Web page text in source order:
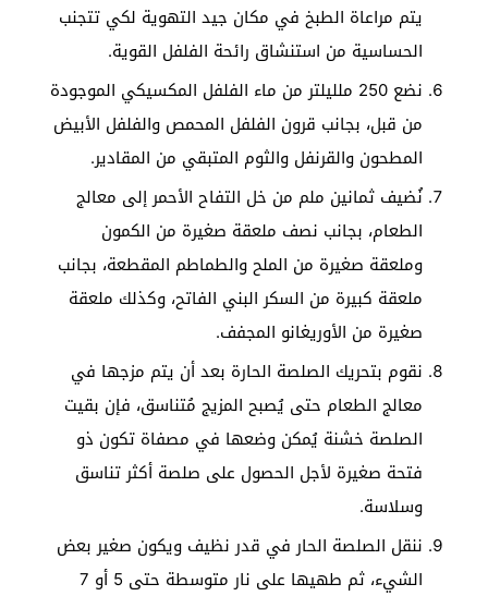
يتم مراعاة الطبخ في مكان جيد التهوية لكي تتجنب
الحساسية من استنشاق رائحة الفلفل القوية.
نضع 250 ملليلتر من ماء الفلفل المكسيكي الموجودة
من قبل، بجانب قرون الفلفل المحمص والفلفل الأبيض
المطحون والقرنفل والثوم المتبقي من المقادير.
نُضيف ثمانين ملم من خل التفاح الأحمر إلى معالج
الطعام، بجانب نصف ملعقة صغيرة من الكمون
وملعقة صغيرة من الملح والطماطم المقطعة، بجانب
ملعقة كبيرة من السكر البني الفاتح، وكذلك ملعقة
صغيرة من الأوريغانو المجفف.
نقوم بتحريك الصلصة الحارة بعد أن يتم مزجها في
معالج الطعام حتى يُصبح المزيج مُتناسق، فإن بقيت
الصلصة خشنة يُمكن وضعها في مصفاة تكون ذو
فتحة صغيرة لأجل الحصول على صلصة أكثر تناسق
وسلاسة.
ننقل الصلصة الحار في قدر نظيف ويكون صغير بعض
الشيء، ثم طهيها على نار متوسطة حتى 5 أو 7